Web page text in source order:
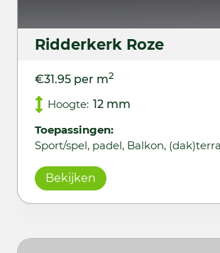
Ridderkerk Roze
€31.95 per m2
Hoogte: 12 mm
Toepassingen:
Sport/spel, padel, Balkon,
Bekijken